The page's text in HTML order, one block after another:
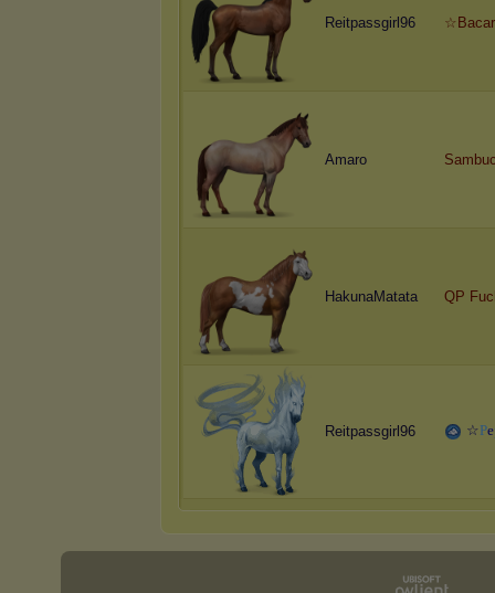
Reitpassgirl96
Amaro
HakunaMatata QP
Reitpassgirl96 ☆Pe